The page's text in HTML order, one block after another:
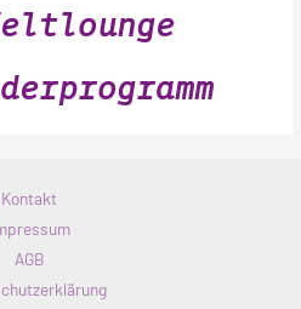
Kontakt
AGB